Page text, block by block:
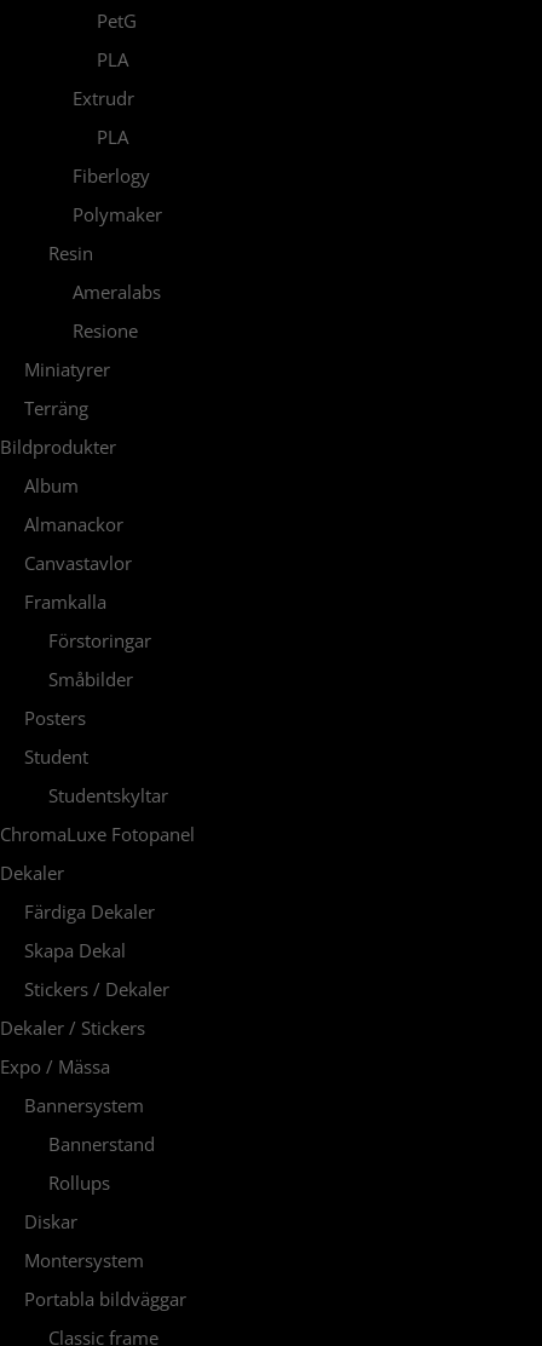
PetG
PLA
Extrudr
PLA
Fiberlogy
Polymaker
Resin
Ameralabs
Resione
Miniatyrer
Terräng
Bildprodukter
Album
Almanackor
Canvastavlor
Framkalla
Förstoringar
Småbilder
Posters
Student
Studentskyltar
ChromaLuxe Fotopanel
Dekaler
Färdiga Dekaler
Skapa Dekal
Stickers / Dekaler
Dekaler / Stickers
Expo / Mässa
Bannersystem
Bannerstand
Rollups
Diskar
Montersystem
Portabla bildväggar
Classic frame